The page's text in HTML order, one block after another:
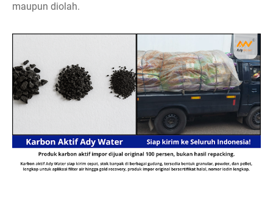
maupun diolah.